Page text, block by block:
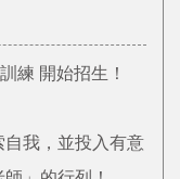
練 開始招生！
我，並投入有意